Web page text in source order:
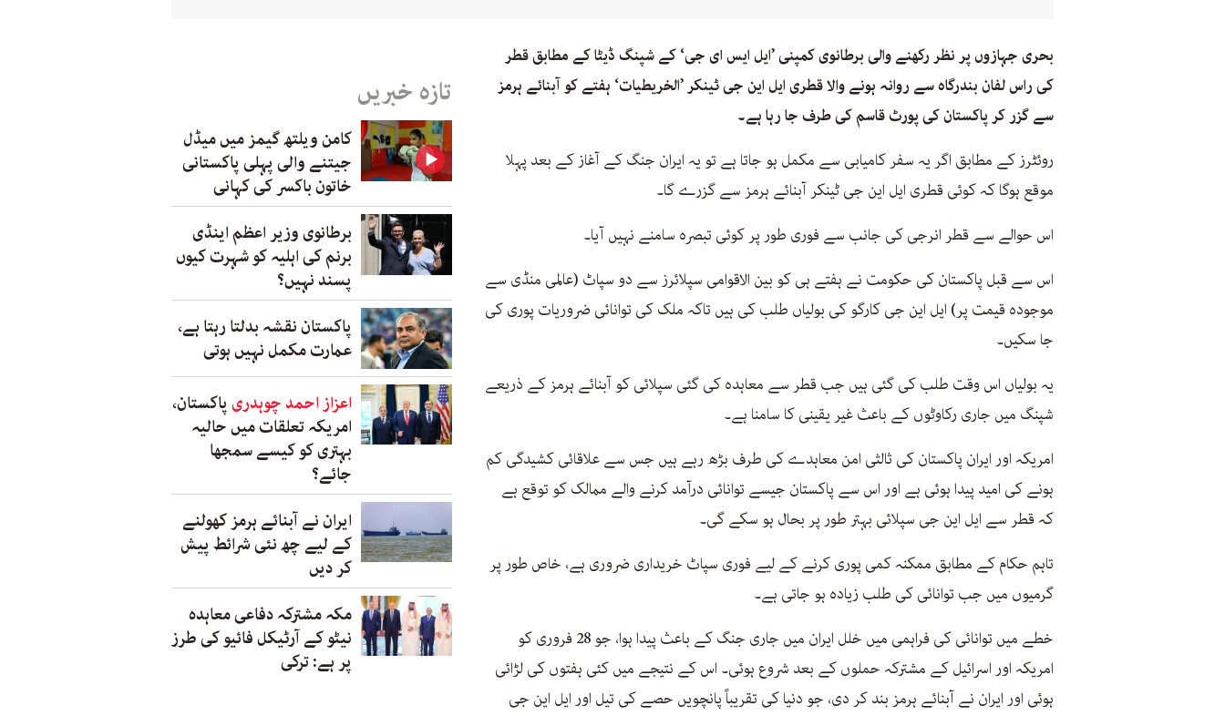
بحری جہازوں پر نظر رکھنے والی برطانوی کمپنی ’ایل ایس ای جی‘ کے شپنگ ڈیٹا کے مطابق قطر
کی راس لفان بندرگاہ سے روانہ ہونے والا قطری ایل این جی ٹینکر ’الخریطیات‘ ہفتے کو آبنائے ہرمز
سے گزر کر پاکستان کی پورٹ قاسم کی طرف جا رہا ہے۔
روئٹرز کے مطابق اگر یہ سفر کامیابی سے مکمل ہو جاتا ہے تو یہ ایران جنگ کے آغاز کے بعد پہلا
موقع ہوگا کہ کوئی قطری ایل این جی ٹینکر آبنائے ہرمز سے گزرے گا۔
اس حوالے سے قطر انرجی کی جانب سے فوری طور پر کوئی تبصرہ سامنے نہیں آیا۔
اس سے قبل پاکستان کی حکومت نے ہفتے ہی کو بین الاقوامی سپلائرز سے دو سپاٹ (عالمی منڈی سے
موجودہ قیمت پر) ایل این جی کارگو کی بولیاں طلب کی ہیں تاکہ ملک کی توانائی ضروریات پوری کی
جا سکیں۔
یہ بولیاں اس وقت طلب کی گئی ہیں جب قطر سے معاہدہ کی گئی سپلائی کو آبنائے ہرمز کے ذریعے
شپنگ میں جاری رکاوٹوں کے باعث غیر یقینی کا سامنا ہے۔
امریکہ اور ایران پاکستان کی ثالثی امن معاہدے کی طرف بڑھ رہے ہیں جس سے علاقائی کشیدگی کم
ہونے کی امید پیدا ہوئی ہے اور اس سے پاکستان جیسے توانائی درآمد کرنے والے ممالک کو توقع ہے
کہ قطر سے ایل این جی سپلائی بہتر طور پر بحال ہو سکے گی۔
تاہم حکام کے مطابق ممکنہ کمی پوری کرنے کے لیے فوری سپاٹ خریداری ضروری ہے، خاص طور پر
گرمیوں میں جب توانائی کی طلب زیادہ ہو جاتی ہے۔
خطے میں توانائی کی فراہمی میں خلل ایران میں جاری جنگ کے باعث پیدا ہوا، جو 28 فروری کو
امریکہ اور اسرائیل کے مشترکہ حملوں کے بعد شروع ہوئی۔ اس کے نتیجے میں کئی ہفتوں کی لڑائی
ہوئی اور ایران نے آبنائے ہرمز بند کر دی، جو دنیا کی تقریباً پانچویں حصے کی تیل اور ایل این جی
تازہ خبریں
کامن ویلتھ گیمز میں میڈل
جیتنے والی پہلی پاکستانی
خاتون باکسر کی کہانی
برطانوی وزیر اعظم اینڈی
برنم کی اہلیہ کو شہرت کیوں
پسند نہیں؟
پاکستان نقشہ بدلتا رہتا ہے،
عمارت مکمل نہیں ہوتی
اعزاز احمد چوہدری پاکستان،
امریکہ تعلقات میں حالیہ
بہتری کو کیسے سمجھا
جائے؟
ایران نے آبنائے ہرمز کھولنے
کے لیے چھ نئی شرائط پیش
کر دیں
مکہ مشترکہ دفاعی معاہدہ
نیٹو کے آرٹیکل فائیو کی طرز
پر ہے: ترکی